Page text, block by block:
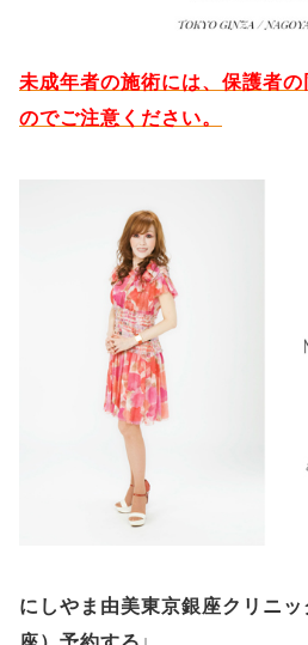
未成年者の施術には、保護者
のでご注意ください。
にしやま由美東京銀座クリニッ